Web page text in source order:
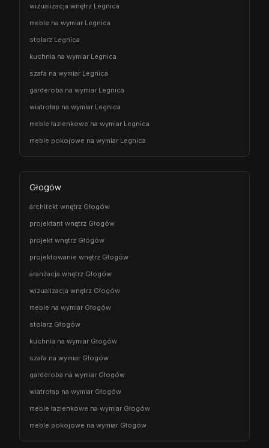
wizualizacja wnętrz Legnica
meble na wymiar Legnica
stolarz Legnica
kuchnia na wymiar Legnica
szafa na wymiar Legnica
garderoba na wymiar Legnica
wiatrołap na wymiar Legnica
meble łazienkowe na wymiar Legnica
meble pokojowe na wymiar Legnica
Głogów
architekt wnętrz Głogów
projektant wnętrz Głogów
projekt wnętrz Głogów
projektowanie wnętrz Głogów
aranżacja wnętrz Głogów
wizualizacja wnętrz Głogów
meble na wymiar Głogów
stolarz Głogów
kuchnia na wymiar Głogów
szafa na wymiar Głogów
garderoba na wymiar Głogów
wiatrołap na wymiar Głogów
meble łazienkowe na wymiar Głogów
meble pokojowe na wymiar Głogów